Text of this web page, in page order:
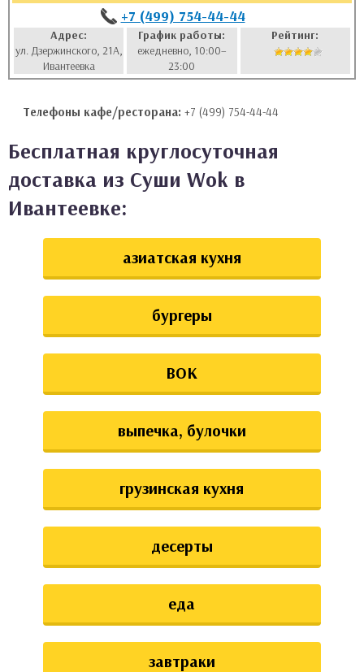
+7 (499) 754-44-44
Адрес:
ул. Дзержинского, 21А,
Ивантеевка
График работы:
ежедневно, 10:00–
23:00
Рейтинг:
Телефоны кафе/ресторана: +7 (499) 754-44-44
Бесплатная круглосуточная
доставка из Суши Wok в
Ивантеевке:
азиатская кухня
бургеры
ВОК
выпечка, булочки
грузинская кухня
десерты
еда
завтраки